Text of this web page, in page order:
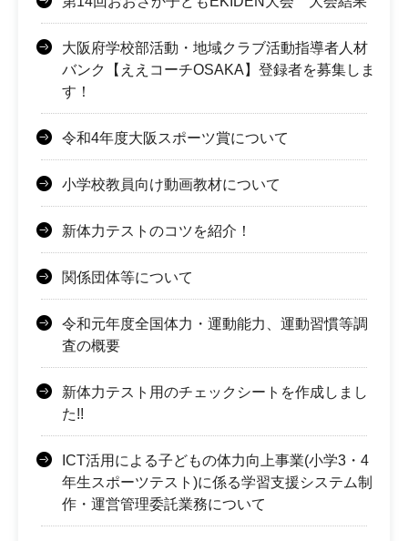
大阪府学校部活動・地域クラブ活動指導者人材
バンク【ええコーチOSAKA】登録者を募集しま
す！
令和4年度大阪スポーツ賞について
小学校教員向け動画教材について
新体力テストのコツを紹介！
関係団体等について
令和元年度全国体力・運動能力、運動習慣等調
査の概要
新体力テスト用のチェックシートを作成しまし
た!!
ICT活用による子どもの体力向上事業(小学3・4
年生スポーツテスト)に係る学習支援システム制
作・運営管理委託業務について